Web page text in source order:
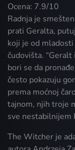
Ocena: 7.9/10
Radnja je
prati Geralta,
koji je od
čudovišta.
bori se da
često pokazuju
prema moćnoj
tajnom, njih troje
sve nestabilnijem
The Witcher je